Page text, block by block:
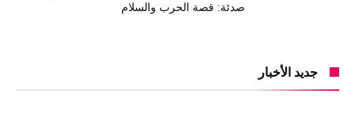
صدئة: قصة الحرب والسلام
جديد الأخبار